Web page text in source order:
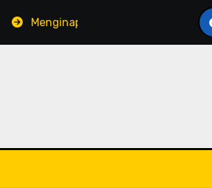
di Horison Arcadia Wahid Hasyim: